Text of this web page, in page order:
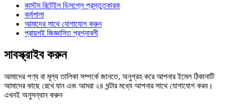
কাস্টম রিটেইল ডিসপ্লে প্রস্তুতকারক
কর্মশালা
আমাদের সাথে যোগাযোগ করুন
প্রায়শই জিজ্ঞাসিত প্রশ্নাবলী
সাবস্ক্রাইব করুন
আমাদের পণ্য বা মূল্য তালিকা সম্পর্কে জানতে, অনুগ্রহ করে আপনার ইমেল ঠিকানাটি
আমাদের কাছে রেখে যান এবং আমরা ২৪ ঘন্টার মধ্যে আপনার সাথে যোগাযোগ করব।
এখনই অনুসন্ধান করুন